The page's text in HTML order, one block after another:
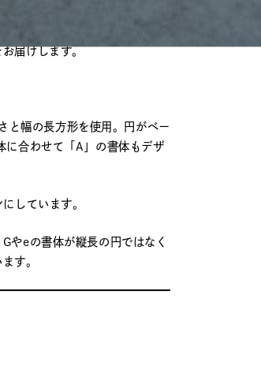
届けします。
と幅の長方形を使用。円がベー
に合わせて「A」の書体もデザ
しています。
やeの書体が縦長の円ではなく
す。